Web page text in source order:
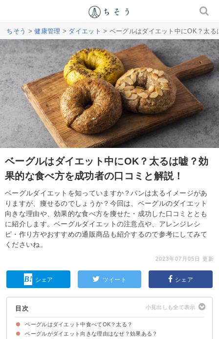
ちそう >健康管理 > ダイエット > ベーグルはダイエット中にOK？太
ベーグルはダイエット中にOK？太るは嘘？効
果的な食べ方を成功者の口コミと解説！
ベーグルダイエットを知っていますか？パンは太るイメージがあ
りますが、痩せるのでしょうか？今回は、ベーグルのダイエット
向きな理由や、効果的な食べ方を痩せた・成功した口コミととも
に紹介します。ベーグルダイエットの注意点や、アレンジレシ
ピ・作り方やおすすめの通販商品も紹介するので参考にしてみて
くださいね。
2023年07月05日 更新
シェア ツイート シェア
目次
ベーグルはダイエット中食べてOK？太る？
ベーグルのカロリー・糖質を他の主食と比較
ベーグルがダイエット向きな理由はなぜ？効果ある？